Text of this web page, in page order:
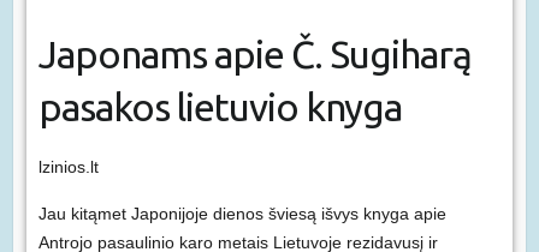
Japonams apie Č. Sugiharą
pasakos lietuvio knyga
lzinios.lt
Jau kitąmet Japonijoje dienos šviesą išvys knyga apie
Antrojo pasaulinio karo metais Lietuvoje rezidavusį ir